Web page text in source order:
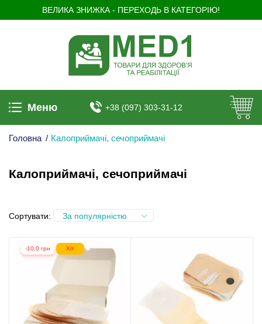
ВЕЛИКА ЗНИЖКА - ПЕРЕХОДЬ В КАТЕГОРІЮ!
Меню +38 (097) 303-31-12
Головна / Калоприймачі, сечоприймачі
Калоприймачі, сечоприймачі
Сортувати: За популярністю
-10,0 грн Хіт